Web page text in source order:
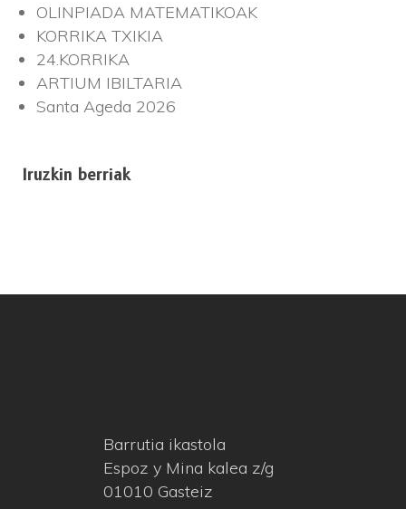
OLINPIADA MATEMATIKOAK
KORRIKA TXIKIA
24.KORRIKA
ARTIUM IBILTARIA
Santa Ageda 2026
Iruzkin berriak
Barrutia ikastola
Espoz y Mina kalea z/g
01010 Gasteiz